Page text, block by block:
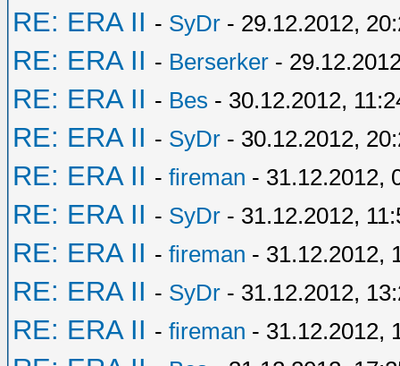
RE: ERA II - SyDr - 29.12.2012,
RE: ERA II - Berserker -
RE: ERA II - Bes - 30.12.2012,
RE: ERA II - SyDr - 30.12.2012,
RE: ERA II - fireman - 31.12.2012,
RE: ERA II - SyDr - 31.12.2012,
RE: ERA II - fireman - 31.12.2012,
RE: ERA II - SyDr - 31.12.2012,
RE: ERA II - fireman - 31.12.2012,